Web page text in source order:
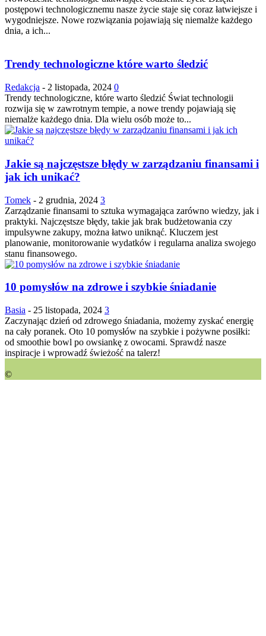
postępowi technologicznemu nasze życie staje się coraz łatwiejsze i
wygodniejsze. Nowe rozwiązania pojawiają się niemalże każdego
dnia, a ich...
Trendy technologiczne które warto śledzić
Redakcja - 2 listopada, 2024 0
Trendy technologiczne, które warto śledzić Świat technologii
rozwija się w zawrotnym tempie, a nowe trendy pojawiają się
niemalże każdego dnia. Dla wielu osób może to...
Jakie są najczęstsze błędy w zarządzaniu finansami i
jak ich unikać?
Tomek - 2 grudnia, 2024 3
Zarządzanie finansami to sztuka wymagająca zarówno wiedzy, jak i
praktyki. Najczęstsze błędy, takie jak brak budżetowania czy
impulsywne zakupy, można łatwo uniknąć. Kluczem jest
planowanie, monitorowanie wydatków i regularna analiza swojego
stanu finansowego.
10 pomysłów na zdrowe i szybkie śniadanie
Basia - 25 listopada, 2024 3
Zaczynając dzień od zdrowego śniadania, możemy zyskać energię
na cały poranek. Oto 10 pomysłów na szybkie i pożywne posiłki:
od smoothie bowl po owsiankę z owocami. Sprawdź nasze
inspiracje i wprowadź świeżość na talerz!
©